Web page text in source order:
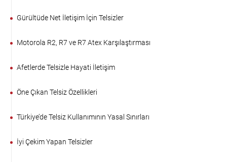
Gürültüde Net İletişim İçin Telsizler
Motorola R2, R7 ve R7 Atex Karşılaştırması
Afetlerde Telsizle Hayati İletişim
Öne Çıkan Telsiz Özellikleri
Türkiye’de Telsiz Kullanımının Yasal Sınırları
İyi Çekim Yapan Telsizler